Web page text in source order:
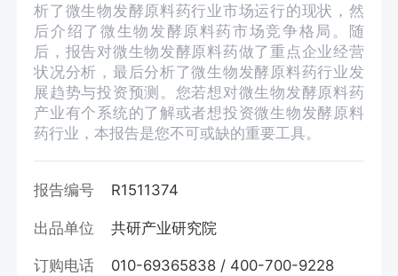
析了微生物发酵原料药行业市场运行的现状，然
后介绍了微生物发酵原料药市场竞争格局。随
后，报告对微生物发酵原料药做了重点企业经营
状况分析，最后分析了微生物发酵原料药行业发
展趋势与投资预测。您若想对微生物发酵原料药
产业有个系统的了解或者想投资微生物发酵原料
药行业，本报告是您不可或缺的重要工具。
报告编号 R1511374
出品单位 共研产业研究院
订购电话 010-69365838 / 400-700-9228